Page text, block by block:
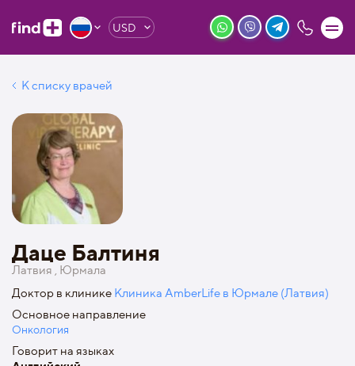
USD
К списку врачей
Даце Балтиня
Латвия , Юрмала
Доктор в клинике Клиника AmberLife в Юрмале (Латвия)
Основное направление
Онкология
Говорит на языках